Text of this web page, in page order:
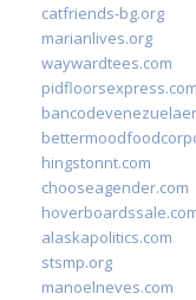
catfriends-bg.org
marianlives.org
waywardtees.com
pidfloorsexpress.com
hingstonnt.com
chooseagender.com
alaskapolitics.com
stsmp.org
manoelneves.com